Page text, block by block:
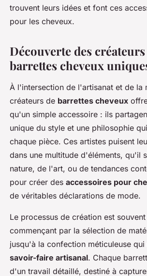
trouvent leurs idées et font ces
pour les cheveux.
Découverte des
barrettes cheveux
À l'intersection de l'artisanat et de la
créateurs de barrettes cheveux
qu'un simple accessoire : ils
unique du style et une philosophie
chaque pièce. Ces artistes puisent
dans une multitude d'éléments, qu'il
nature, de l'art, ou de tendances
pour créer des accessoires pour
de véritables déclarations de mode.
Le processus de création est
commençant par la sélection de
jusqu'à la confection méticuleuse qui
savoir-faire artisanal. Chaque
d'un travail détaillé, destiné à